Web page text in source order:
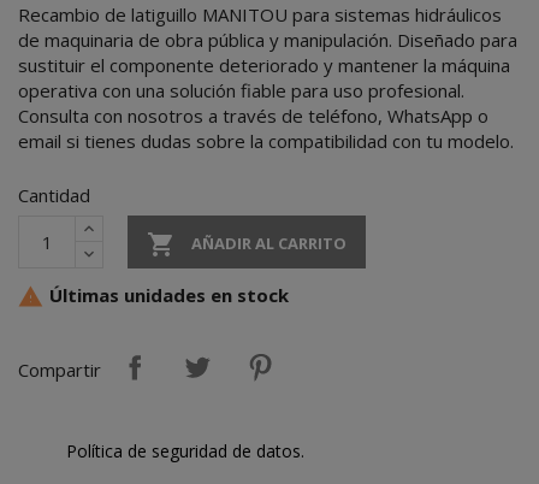
Recambio de latiguillo MANITOU para sistemas hidráulicos
de maquinaria de obra pública y manipulación. Diseñado para
sustituir el componente deteriorado y mantener la máquina
operativa con una solución fiable para uso profesional.
Consulta con nosotros a través de teléfono, WhatsApp o
email si tienes dudas sobre la compatibilidad con tu modelo.
Cantidad
 AÑADIR AL CARRITO
 Últimas unidades en stock
Compartir
Política de seguridad de datos.